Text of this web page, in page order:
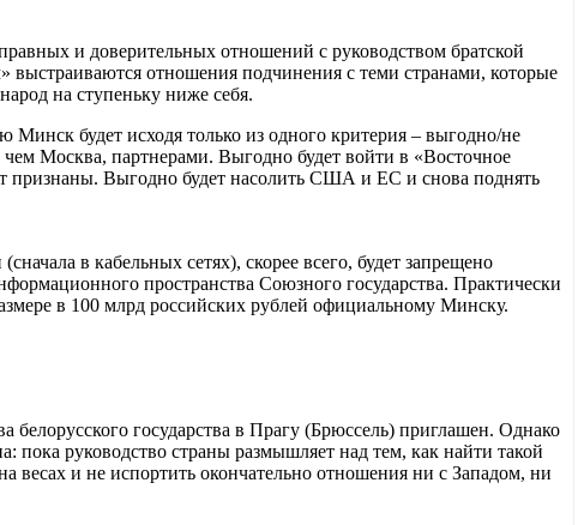
и доверительных отношений с руководством братской
выстраиваются отношения подчинения с теми странами, которые
на ступеньку ниже себя.
будет исходя только из одного критерия – выгодно/не
Москва, партнерами. Выгодно будет войти в «Восточное
признаны. Выгодно будет насолить США и ЕС и снова поднять
в кабельных сетях), скорее всего, будет запрещено
пространства Союзного государства. Практически
в 100 млрд российских рублей официальному Минску.
государства в Прагу (Брюссель) приглашен. Однако
руководство страны размышляет над тем, как найти такой
весах и не испортить окончательно отношения ни с Западом, ни